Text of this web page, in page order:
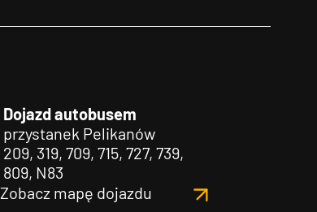
Dojazd autobusem
przystanek Pelikanów
209, 319, 709, 715, 727, 739,
809, N83
Zobacz mapę dojazdu